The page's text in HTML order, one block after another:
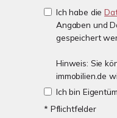
Ich habe die
Angaben und
gespeichert
Hinweis: Sie
immobilien.de
Ich bin
* Pflichtfelder